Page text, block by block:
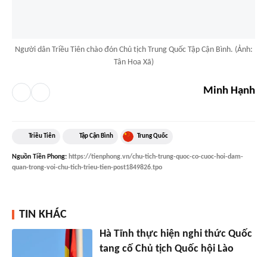
Người dân Triều Tiên chào đón Chủ tịch Trung Quốc Tập Cận Bình. (Ảnh:
Tân Hoa Xã)
Minh Hạnh
Triều Tiên Tập Cận Bình Trung Quốc
Nguồn Tiền Phong: https://tienphong.vn/chu-tich-trung-quoc-co-cuoc-hoi-dam-
quan-trong-voi-chu-tich-trieu-tien-post1849826.tpo
TIN KHÁC
Hà Tĩnh thực hiện nghi thức Quốc
tang cố Chủ tịch Quốc hội Lào